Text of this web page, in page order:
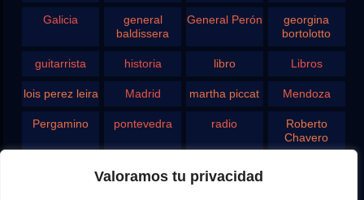
Valoramos tu privacidad
Galicia
general
baldissera
General Perón
georgina
bortolotto
guitarrista historia libro Libros
lois perez leira Madrid martha piccat Mendoza
Pergamino pontevedra radio
Roberto
Chavero
san juan